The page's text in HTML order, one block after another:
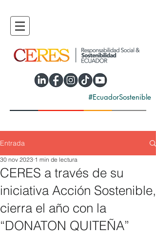
#EcuadorSostenible
Entrada
CERES a través de su
iniciativa Acción Sostenible,
cierra el año con la
“DONATON QUITEÑA”
30 nov 2023 1 min de lectura